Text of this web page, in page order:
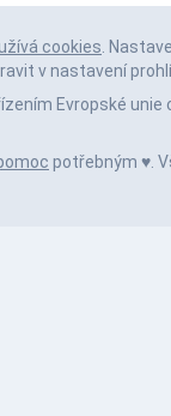
cookies.
v nastavení
Evropské unie
potřebným ♥️.